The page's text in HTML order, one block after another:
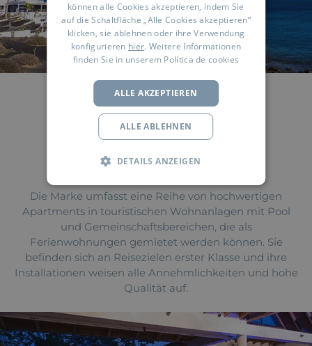
Die Marke umfasst eine Reihe von hochwertigen
Apartments in touristischen Wohnanlagen mit Pool
und Gemeinschaftsbereichen, die als
Ferienwohnungen gemietet werden können. Sie
befinden sich an Reisezielen erster Klasse und ihre
Installationen weisen alle Annehmlichkeiten und hohe
Qualität auf.
ARABIC
können alle Cookies akzeptieren, indem Sie
auf die Schaltfläche „Alle Cookies akzeptieren“
klicken, sie ablehnen oder ihre Verwendung
konfigurieren hier. Weitere Informationen
finden Sie in unserem Política de cookies
ALLE AKZEPTIEREN
ALLE ABLEHNEN
DETAILS ANZEIGEN